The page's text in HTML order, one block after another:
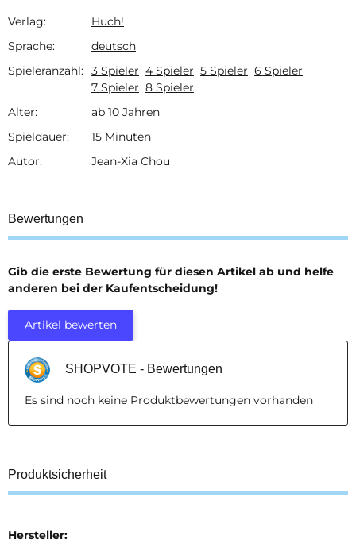
Produkteigenschaft
Wert
Verlag:
Huch!
Sprache:
deutsch
Spieleranzahl: 3 Spieler 4 Spieler 5 Spieler 6 Spieler
7 Spieler 8 Spieler
Alter:
ab 10 Jahren
Spieldauer:
15 Minuten
Autor:
Jean-Xia Chou
Bewertungen
Gib die erste Bewertung für diesen Artikel ab und helfe
anderen bei der Kaufentscheidung!
Artikel bewerten
SHOPVOTE - Bewertungen
Es sind noch keine Produktbewertungen vorhanden
Produktsicherheit
Hersteller: